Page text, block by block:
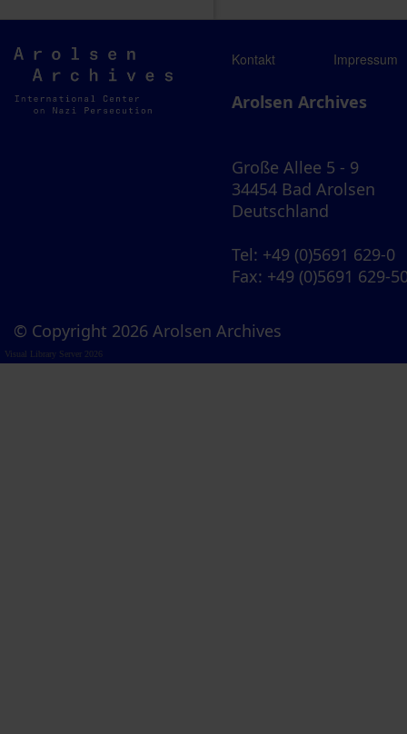
Arolsen
Archives
Kontakt Impressum
Arolsen Archives
Große Allee 5 - 9
34454 Bad Arolsen
Deutschland
Tel: +49 (0)5691 629-0
Fax: +49 (0)5691 629-
© Copyright 2026 Arolsen Archives
Visual Library Server 2026